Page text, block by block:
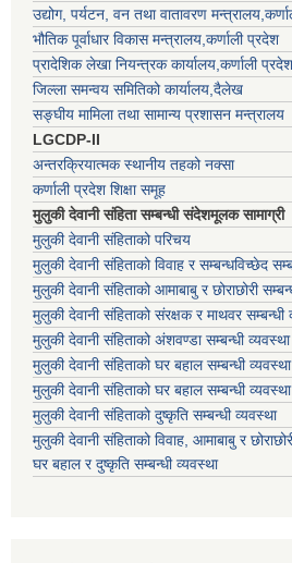
उद्योग, पर्यटन, वन तथा वातावरण
भौतिक पूर्वाधार विकास मन्त्रालय,कर्णाली प्रदेश
प्रादेशिक लेखा नियन्त्रक कार्यालय,कर्णाली प्रदेश
जिल्ला समन्वय समितिको कार्यालय,दैलेख
सङ्घीय मामिला तथा सामान्य प्रशासन मन्त्रालय
LGCDP-II
अन्तरक्रियात्मक स्थानीय तहको नक्सा
कर्णाली प्रदेश शिक्षा समूह
मुलुकी देवानी संहिता सम्बन्धी संदेशमूलक सामाग्री
मुलुकी देवानी संहिताको परिचय
मुलुकी देवानी संहिताको विवाह र सम्बन्धविच्छेद
मुलुकी देवानी संहिताको आमाबाबु र छोराछोरी
मुलुकी देवानी संहिताको संरक्षक र माथवर सम्बन्धी
मुलुकी देवानी संहिताको अंशवण्डा सम्बन्धी व्यवस्था
मुलुकी देवानी संहिताको घर बहाल सम्बन्धी
मुलुकी देवानी संहिताको घर बहाल सम्बन्धी
मुलुकी देवानी संहिताको दुष्कृति सम्बन्धी व्यवस्था
मुलुकी देवानी संहिताको विवाह, आमाबाबु र
घर बहाल र दुष्कृति सम्बन्धी व्यवस्था